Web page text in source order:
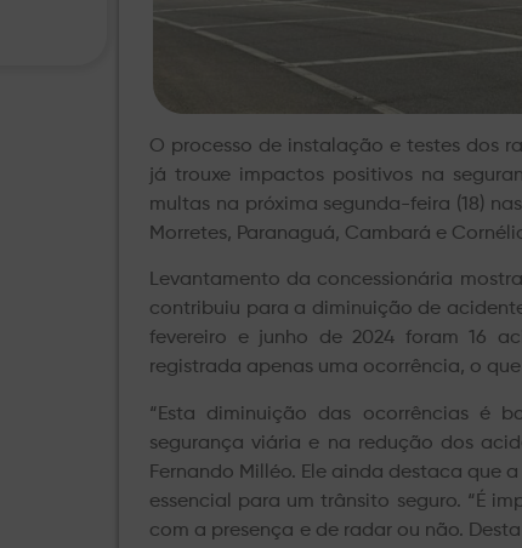
O processo de instalação e testes dos
já trouxe impactos positivos na
multas na próxima segunda-feira (18)
Morretes, Paranaguá, Cambará e
Levantamento da concessionária
contribuiu para a diminuição de
fevereiro e junho de 2024 foram 16
registrada apenas uma ocorrência, o
“Esta diminuição das ocorrências é
segurança viária e na redução dos
Fernando Milléo. Ele ainda destaca
essencial para um trânsito seguro. “É
com a presença e de radar ou não.